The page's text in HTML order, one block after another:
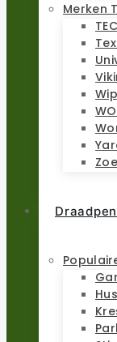
Merken